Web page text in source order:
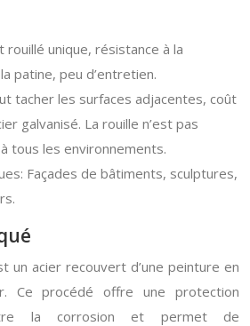
rouillé unique, résistance à la
patine, peu d’entretien.
tacher les surfaces adjacentes, coût
galvanisé. La rouille n’est pas
tous les environnements.
Façades de bâtiments, sculptures,
un acier recouvert d’une peinture en
Ce procédé offre une protection
la corrosion et permet de